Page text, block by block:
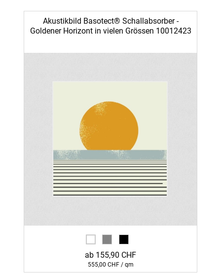
Akustikbild Basotect® Schallabsorber -
Goldener Horizont in vielen Grössen 10012423
ab 155,90 CHF
555,00 CHF / qm